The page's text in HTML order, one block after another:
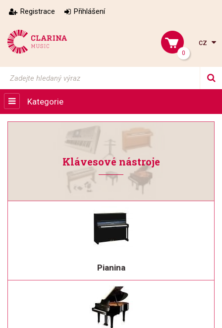
Registrace Přihlášení
0
cz
Kategorie
Klávesové nástroje
Pianina